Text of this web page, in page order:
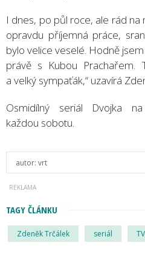
I dnes, po půl roce, ale rád na
opravdu příjemná práce,
bylo velice veselé. Hodně
právě s Kubou Prachařem.
a velký sympaťák,“ uzavírá
Osmidílný seriál Dvojka
každou sobotu.
autor: vrt
TAGY ČLÁNKU
Zdeněk Trčálek seriál